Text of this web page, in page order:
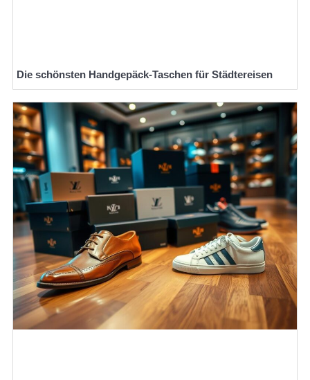
Die schönsten Handgepäck-Taschen für Städtereisen